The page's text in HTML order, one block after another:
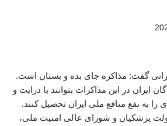
گفت: مذاکره جای بده و بستان است.
ایران در این مذاکرات بتوانند با درایت و
را به نفع منافع ملی ایران تحصیل کنند.
پزشکیان و شورای عالی امنیت ملی،